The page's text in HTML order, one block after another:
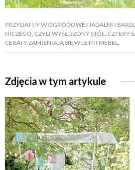
PRZYDATNY W OGRODOWEJ JADALNI I
NICZEGO, CZYLI WYSŁUŻONY STÓŁ, CZTERY
CERATY ZAMIENIAJĄ SIĘ W LETNI MEBEL.
Zdjęcia w tym artykule